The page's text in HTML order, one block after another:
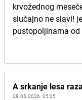
krvožednog
slučajno ne slavi!
pustopoljinama od
A srkanje lesa
28.05.2026. 05:25